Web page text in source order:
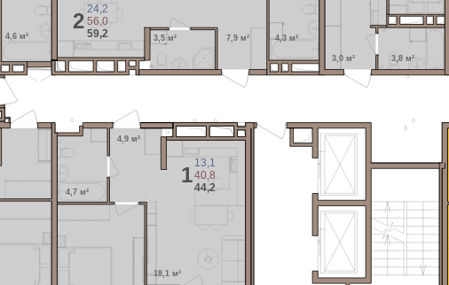
4,7 м²
18,1 м²
4,9 м²
1
13,1
40,8
44,2
4,6 м² 4,3 м²
3,5 м² 7,9 м²
2
24,2
56,0
59,2
3,8 м²
3,0 м²